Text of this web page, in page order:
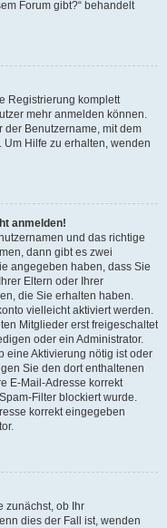
Forum gibt?“ behandelt
Registrierung komplett
mehr anmelden können.
der Benutzername, mit dem
Hilfe zu erhalten, wenden
anmelden!
und das richtige
dann gibt es zwei
angegeben haben, dass Sie
Eltern oder Ihrer
die Sie erhalten haben.
vielleicht aktiviert werden.
Mitglieder erst freigeschaltet
oder ein Administrator.
eine Aktivierung nötig ist oder
Sie den dort enthaltenen
E-Mail-Adresse korrekt
Filter blockiert wurde.
korrekt eingegeben
zunächst, ob Ihr
dies der Fall ist, wenden